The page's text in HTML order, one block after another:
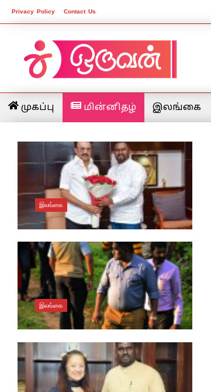
Privacy Policy Contact Us
முகப்பு மின்னிதழ் இலங்கை
இலங்கை
இலங்கை